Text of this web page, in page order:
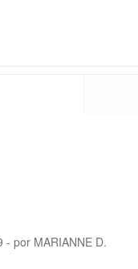
- por MARIANNE D.